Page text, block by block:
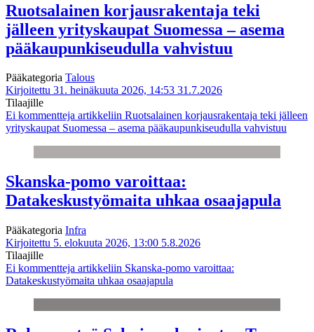
Ruotsalainen korjausrakentaja teki
jälleen yrityskaupat Suomessa – asema
pääkaupunkiseudulla vahvistuu
Pääkategoria Talous
Kirjoitettu 31. heinäkuuta 2026, 14:53 31.7.2026
Tilaajille
Ei kommentteja artikkeliin Ruotsalainen korjausrakentaja teki jälleen
yrityskaupat Suomessa – asema pääkaupunkiseudulla vahvistuu
Skanska-pomo varoittaa:
Datakeskustyömaita uhkaa osaajapula
Pääkategoria Infra
Kirjoitettu 5. elokuuta 2026, 13:00 5.8.2026
Tilaajille
Ei kommentteja artikkeliin Skanska-pomo varoittaa:
Datakeskustyömaita uhkaa osaajapula